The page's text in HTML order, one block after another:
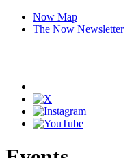
Now Map
The Now Newsletter